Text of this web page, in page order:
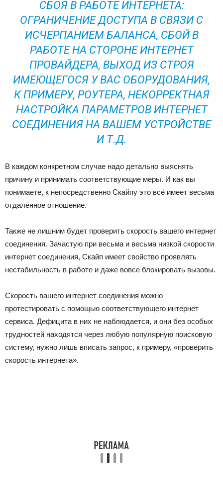
СБОЯ В РАБОТЕ ИНТЕРНЕТА:
ОГРАНИЧЕНИЕ ДОСТУПА В СВЯЗИ С
ИСЧЕРПАНИЕМ БАЛАНСА, СБОЙ В
РАБОТЕ НА СТОРОНЕ ИНТЕРНЕТ
ПРОВАЙДЕРА, ВЫХОД ИЗ СТРОЯ
ИМЕЮЩЕГОСЯ У ВАС ОБОРУДОВАНИЯ,
К ПРИМЕРУ, РОУТЕРА, НЕКОРРЕКТНАЯ
НАСТРОЙКА ПАРАМЕТРОВ ИНТЕРНЕТ
СОЕДИНЕНИЯ НА ВАШЕМ УСТРОЙСТВЕ
И Т.Д.
В каждом конкретном случае надо детально выяснять
причину и принимать соответствующие меры. И как вы
понимаете, к непосредственно Скайпу это всё имеет весьма
отдалённое отношение.
Также не лишним будет проверить скорость вашего интернет
соединения. Зачастую при весьма и весьма низкой скорости
интернет соединения, Скайп имеет свойство проявлять
нестабильность в работе и даже вовсе блокировать вызовы.
Скорость вашего интернет соединения можно
протестировать с помощью соответствующего интернет
сервиса. Дефицита в них не наблюдается, и они без особых
трудностей находятся через любую популярную поисковую
систему, нужно лишь вписать запрос, к примеру, «проверить
скорость интернета».